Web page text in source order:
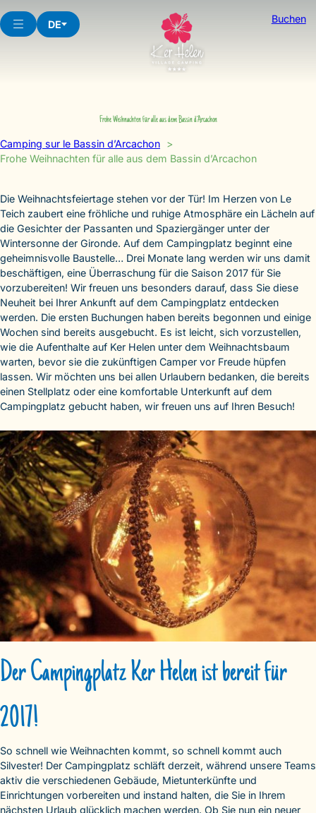
to
content
DE Buchen
Frohe Weihnachten für alle aus dem Bassin d’Arcachon
Camping sur le Bassin d’Arcachon
Frohe Weihnachten für alle aus dem Bassin d’Arcachon
Die Weihnachtsfeiertage stehen vor der Tür! Im Herzen von Le
Teich zaubert eine fröhliche und ruhige Atmosphäre ein Lächeln auf
die Gesichter der Passanten und Spaziergänger unter der
Wintersonne der Gironde. Auf dem Campingplatz beginnt eine
geheimnisvolle Baustelle… Drei Monate lang werden wir uns damit
beschäftigen, eine Überraschung für die Saison 2017 für Sie
vorzubereiten! Wir freuen uns besonders darauf, dass Sie diese
Neuheit bei Ihrer Ankunft auf dem Campingplatz entdecken
werden. Die ersten Buchungen haben bereits begonnen und einige
Wochen sind bereits ausgebucht. Es ist leicht, sich vorzustellen,
wie die Aufenthalte auf Ker Helen unter dem Weihnachtsbaum
warten, bevor sie die zukünftigen Camper vor Freude hüpfen
lassen. Wir möchten uns bei allen Urlaubern bedanken, die bereits
einen Stellplatz oder eine komfortable Unterkunft auf dem
Campingplatz gebucht haben, wir freuen uns auf Ihren Besuch!
Der Campingplatz Ker Helen ist bereit für
2017!
So schnell wie Weihnachten kommt, so schnell kommt auch
Silvester! Der Campingplatz schläft derzeit, während unsere Teams
aktiv die verschiedenen Gebäude, Mietunterkünfte und
Einrichtungen vorbereiten und instand halten, die Sie in Ihrem
nächsten Urlaub glücklich machen werden. Ob Sie nun ein neuer